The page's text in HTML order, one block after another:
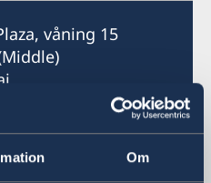
Om
våning 15
Road (utgång 1)
i Shanghai
Central Plaza